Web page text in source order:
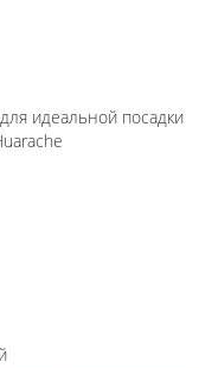
идеальной посадки